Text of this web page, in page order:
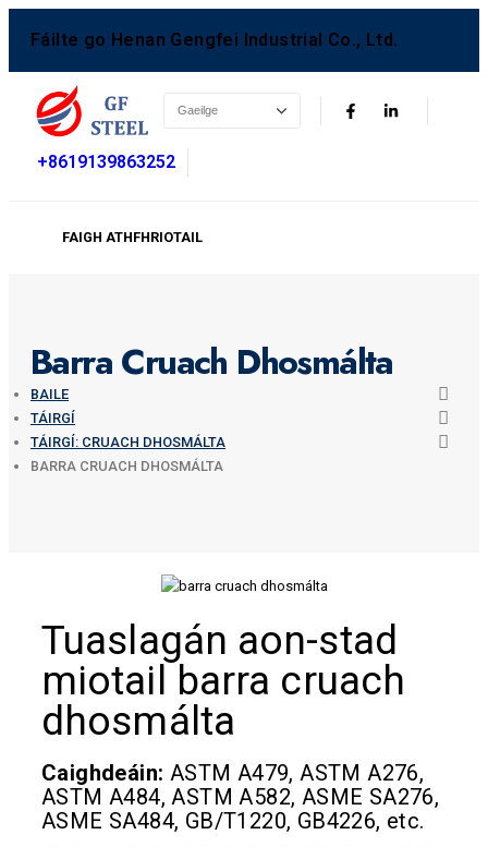
Fáilte go Henan Gengfei Industrial Co., Ltd.
+8619139863252
FAIGH ATHFHRIOTAIL
Barra Cruach Dhosmálta
BAILE
TÁIRGÍ
TÁIRGÍ: CRUACH DHOSMÁLTA
BARRA CRUACH DHOSMÁLTA
Tuaslagán aon-stad
miotail barra cruach
dhosmálta
Caighdeáin: ASTM A479, ASTM A276,
ASTM A484, ASTM A582, ASME SA276,
ASME SA484, GB/T1220, GB4226, etc.